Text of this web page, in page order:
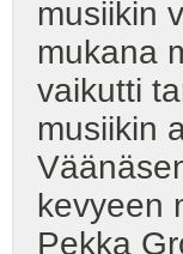
musiikin
mukana
vaikutti
musiikin
kevyeen
Pekka